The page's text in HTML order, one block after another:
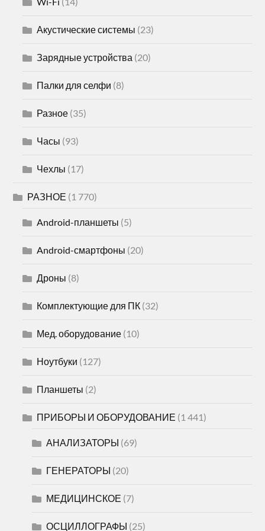
Акустические системы (23)
Зарядные устройства (20)
Палки для селфи (8)
Разное (35)
Часы (93)
Чехлы (17)
РАЗНОЕ (1 770)
Android-планшеты (5)
Android-смартфоны (20)
Дроны (8)
Комплектующие для ПК (32)
Мед. оборудование (10)
Ноутбуки (127)
Планшеты (2)
ПРИБОРЫ И ОБОРУДОВАНИЕ (1 441)
АНАЛИЗАТОРЫ (69)
ГЕНЕРАТОРЫ (20)
МЕДИЦИНСКОЕ (7)
ОСЦИЛЛОГРАФЫ (25)